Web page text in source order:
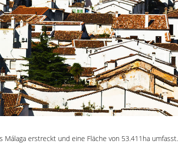
Málaga erstreckt und eine Fläche von 53.411ha